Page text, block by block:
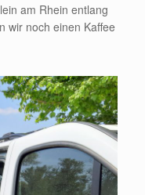
am Rhein entlang
wir noch einen Kaffee